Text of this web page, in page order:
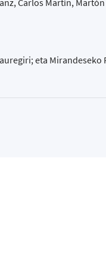
Carlos Martín,
eta Mirandeseko